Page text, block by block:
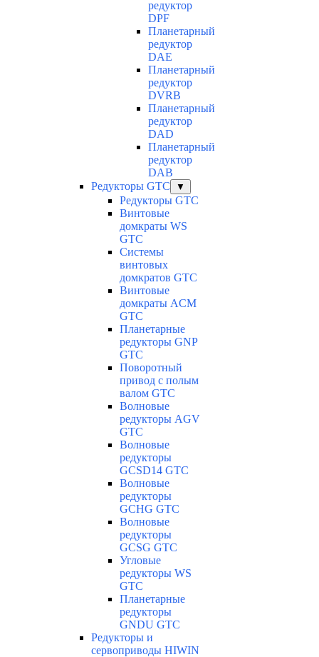
редуктор
DPF
Планетарный
редуктор
DAE
Планетарный
редуктор
DVRB
Планетарный
редуктор
DAD
Планетарный
редуктор
DAB
Редукторы GTC
▼
Редукторы GTC
Винтовые
домкраты WS
GTC
Системы
винтовых
домкратов GTC
Винтовые
домкраты ACM
GTC
Планетарные
редукторы GNP
GTC
Поворотный
привод с полым
валом GTC
Волновые
редукторы AGV
GTC
Волновые
редукторы
GCSD14 GTC
Волновые
редукторы
GCHG GTC
Волновые
редукторы
GCSG GTC
Угловые
редукторы WS
GTC
Планетарные
редукторы
GNDU GTC
Редукторы и
сервоприводы HIWIN